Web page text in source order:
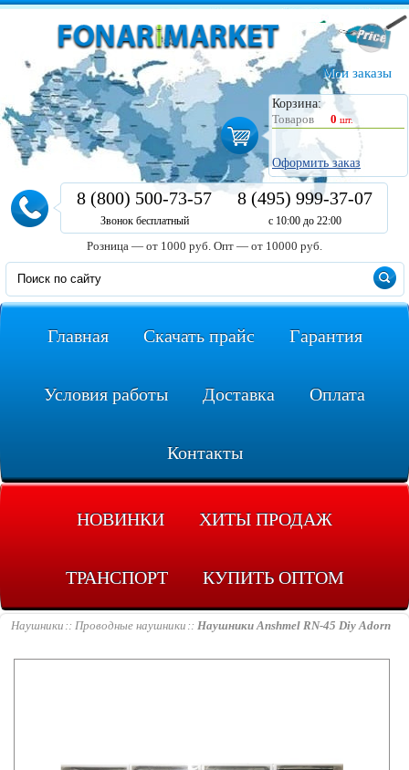
Мои заказы
Корзина:
Товаров
0 шт.
Оформить заказ
8 (800) 500-73-57
Звонок бесплатный
8 (495) 999-37-07
с 10:00 до 22:00
Розница — от 1000 руб. Опт — от 10000 руб.
Главная Скачать прайс Гарантия
Условия работы Доставка Оплата
Контакты
НОВИНКИ ХИТЫ ПРОДАЖ
ТРАНСПОРТ КУПИТЬ ОПТОМ
Наушники Проводные наушники Наушники Anshmel RN-45 Diy Adorn